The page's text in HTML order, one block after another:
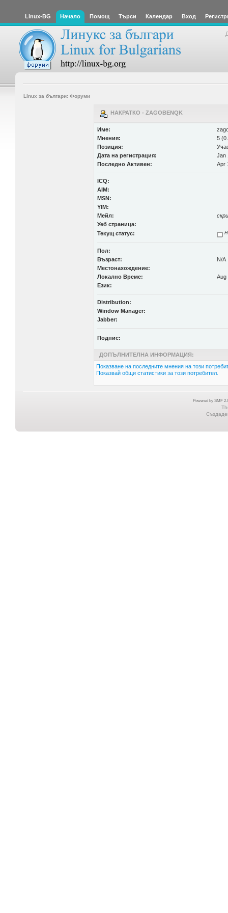
Linux-BG Начало Помощ Търси Календар Вход
Linux за българи: Форуми
НАКРАТКО - ZAGOBENQK
Име:
Мнения:
5
Позиция:
Дата на регистрация:
Jan
Последно Активен:
Apr
ICQ:
AIM:
MSN:
YIM:
Мейл:
Уеб страница:
Текущ статус:
Пол:
Възраст:
N/A
Местонахождение:
Локално Време:
Aug
Език:
Distribution:
Window Manager:
Jabber:
Подпис:
ДОПЪЛНИТЕЛНА ИНФОРМАЦИЯ:
Показване на последните мнения на този
Показвай общи статистики за този потребител.
Powered by SMF